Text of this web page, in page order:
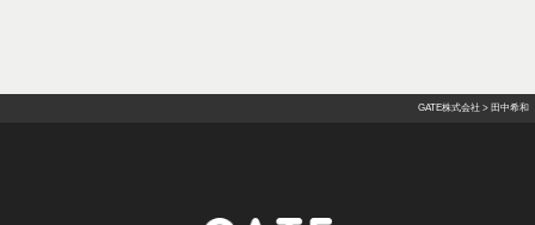
GATE株式会社 > 田中希和